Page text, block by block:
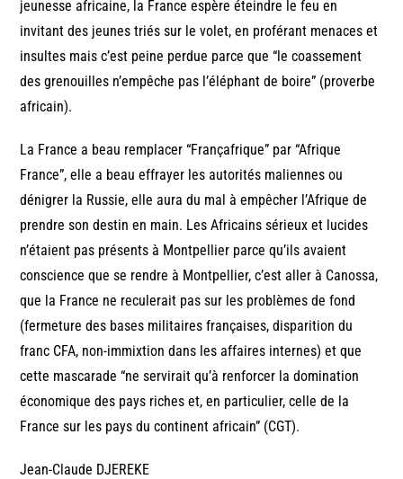
jeunesse africaine, la France espère éteindre le feu en
invitant des jeunes triés sur le volet, en proférant menaces et
insultes mais c’est peine perdue parce que “le coassement
des grenouilles n’empêche pas l’éléphant de boire” (proverbe
africain).
La France a beau remplacer “Françafrique” par “Afrique
France”, elle a beau effrayer les autorités maliennes ou
dénigrer la Russie, elle aura du mal à empêcher l’Afrique de
prendre son destin en main. Les Africains sérieux et lucides
n’étaient pas présents à Montpellier parce qu’ils avaient
conscience que se rendre à Montpellier, c’est aller à Canossa,
que la France ne reculerait pas sur les problèmes de fond
(fermeture des bases militaires françaises, disparition du
franc CFA, non-immixtion dans les affaires internes) et que
cette mascarade “ne servirait qu’à renforcer la domination
économique des pays riches et, en particulier, celle de la
France sur les pays du continent africain” (CGT).
Jean-Claude DJEREKE